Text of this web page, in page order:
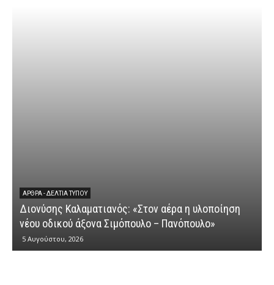
ΆΡΘΡΑ - ΔΕΛΤΊΑ ΤΎΠΟΥ
Διονύσης Καλαματιανός: «Στον αέρα η υλοποίηση
νέου οδικού άξονα Σιμόπουλο – Πανόπουλο»
5 Αυγούστου, 2026